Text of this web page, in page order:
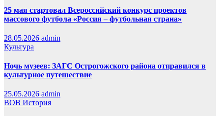
25 мая стартовал Всероссийский конкурс проектов
массового футбола «Россия – футбольная страна»
28.05.2026 admin
Культура
Ночь музеев: ЗАГС Острогожского района отправился в
культурное путешествие
25.05.2026 admin
ВОВ История